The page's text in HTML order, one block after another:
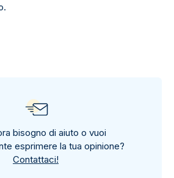
bisogno di aiuto o vuoi
esprimere la tua opinione?
Contattaci!